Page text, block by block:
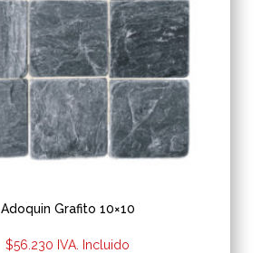
Adoquin Grafito 10×10
$56.230 IVA. Incluido